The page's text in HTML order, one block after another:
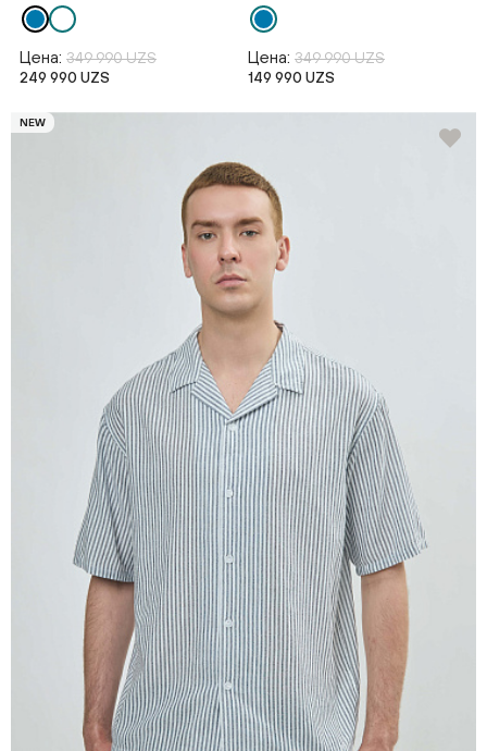
Цена: 349 990 UZS
249 990 UZS
Цена: 349 990 UZS
149 990 UZS
NEW